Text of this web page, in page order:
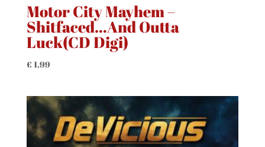
Motor City Mayhem –
Shitfaced…And Outta
Luck(CD Digi)
€ 1,99